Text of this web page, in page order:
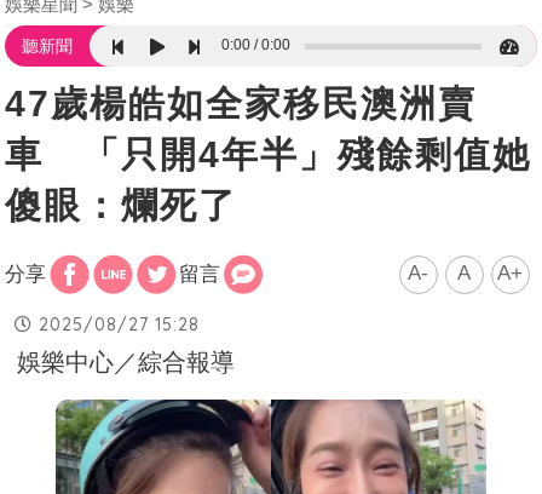
娛樂星聞 娛樂
聽新聞 0:00 0:00
47歲楊皓如全家移民澳洲賣
車 「只開4年半」殘餘剩值她
傻眼：爛死了
分享 留言 A- A A+
2025/08/27 15:28
娛樂中心／綜合報導